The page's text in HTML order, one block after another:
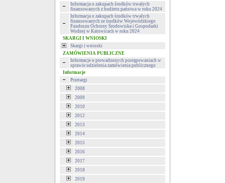
Informacja o zakupach środków trwałych
finansowanych z budżetu państwa w roku 2024
Informacja o zakupach środków trwałych
finansowanych ze środków Wojewódzkiego
Funduszu Ochrony Środowiska i Gospodarki
Wodnej w Katowicach w roku 2024
SKARGI I WNIOSKI
Skargi i wnioski
ZAMÓWIENIA PUBLICZNE
Informacje o prowadzonych postępowaniach w
sprawie udzielenia zamówienia publicznego
Informacje
Przetargi
2008
2009
2010
2012
2013
2014
2015
2016
2017
2018
2019